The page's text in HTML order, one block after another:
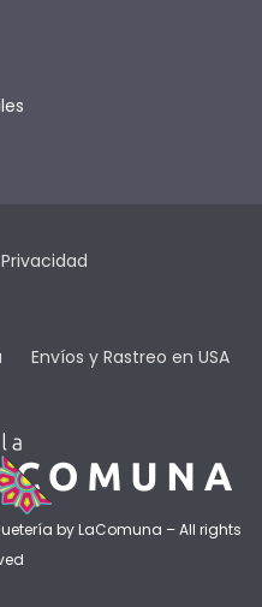
Envíos y Rastreo en USA
byLaComuna – All rights